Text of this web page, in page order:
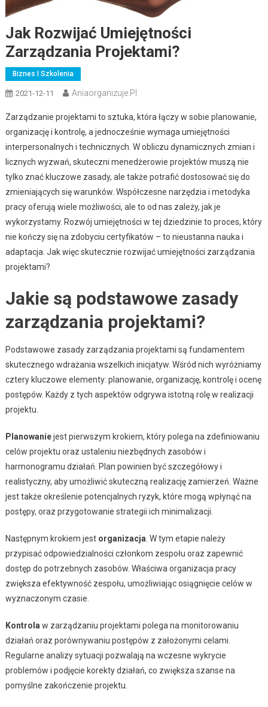
Jak Rozwijać Umiejętności
Zarządzania Projektami?
Biznes I Szkolenia
2021-12-11 Aniaorganizuje.pl
Zarządzanie projektami to sztuka, która łączy w sobie planowanie,
organizację i kontrolę, a jednocześnie wymaga umiejętności
interpersonalnych i technicznych. W obliczu dynamicznych zmian i
licznych wyzwań, skuteczni menedżerowie projektów muszą nie
tylko znać kluczowe zasady, ale także potrafić dostosować się do
zmieniających się warunków. Współczesne narzędzia i metodyka
pracy oferują wiele możliwości, ale to od nas zależy, jak je
wykorzystamy. Rozwój umiejętności w tej dziedzinie to proces, który
nie kończy się na zdobyciu certyfikatów – to nieustanna nauka i
adaptacja. Jak więc skutecznie rozwijać umiejętności zarządzania
projektami?
Jakie są podstawowe zasady
zarządzania projektami?
Podstawowe zasady zarządzania projektami są fundamentem
skutecznego wdrażania wszelkich inicjatyw. Wśród nich wyróżniamy
cztery kluczowe elementy: planowanie, organizację, kontrolę i ocenę
postępów. Każdy z tych aspektów odgrywa istotną rolę w realizacji
projektu.
Planowaniejest pierwszym krokiem, który polega na zdefiniowaniu
celów projektu oraz ustaleniu niezbędnych zasobów i
harmonogramu działań. Plan powinien być szczegółowy i
realistyczny, aby umożliwić skuteczną realizację zamierzeń. Ważne
jest także określenie potencjalnych ryzyk, które mogą wpłynąć na
postępy, oraz przygotowanie strategii ich minimalizacji.
Następnym krokiem jest organizacja. W tym etapie należy
przypisać odpowiedzialności członkom zespołu oraz zapewnić
dostęp do potrzebnych zasobów. Właściwa organizacja pracy
zwiększa efektywność zespołu, umożliwiając osiągnięcie celów w
wyznaczonym czasie.
Kontrolaw zarządzaniu projektami polega na monitorowaniu
działań oraz porównywaniu postępów z założonymi celami.
Regularne analizy sytuacji pozwalają na wczesne wykrycie
problemów i podjęcie korekty działań, co zwiększa szanse na
pomyślne zakończenie projektu.